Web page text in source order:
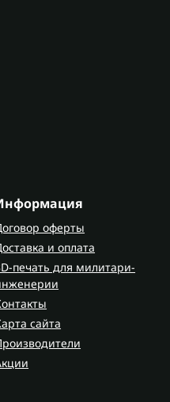
модели: от простых
можно подобрать
тренировок или
оферты
и оплата
печать для милитари-
сайта